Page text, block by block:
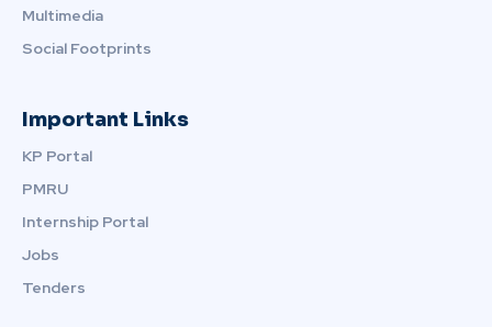
Multimedia
Social Footprints
Important Links
KP Portal
PMRU
Internship Portal
Jobs
Tenders